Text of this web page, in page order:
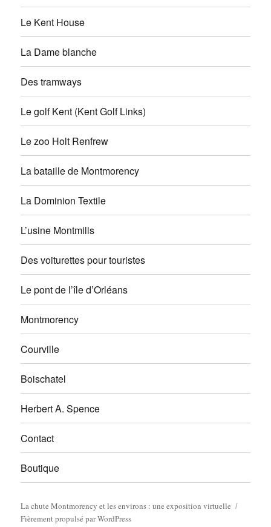
Le Kent House
La Dame blanche
Des tramways
Le golf Kent (Kent Golf Links)
Le zoo Holt Renfrew
La bataille de Montmorency
La Dominion Textile
L’usine Montmills
Des voiturettes pour touristes
Le pont de l’île d’Orléans
Montmorency
Courville
Boischatel
Herbert A. Spence
Contact
Boutique
La chute Montmorency et les environs : une exposition virtuelle
Fièrement propulsé par WordPress